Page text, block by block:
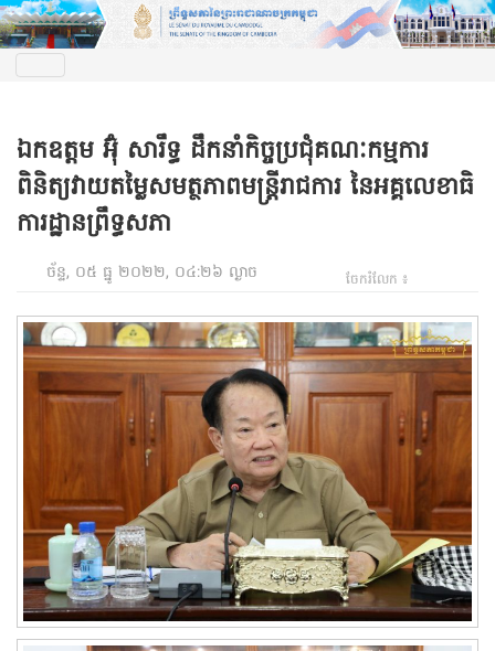
ឯកឧត្តម អ៊ុំ សារឹទ្ធ ដឹកនាំកិច្ចប្រជុំគណៈកម្មការ
ពិនិត្យវាយតម្លៃសមត្ថភាពមន្ត្រីរាជការ នៃអគ្គលេខាធិ
ការដ្ឋានព្រឹទ្ធសភា
ច័ន្ទ, ០៥ ធ្នូ ២០២២, ០៤:២៦ ល្ងាច ចែករំលែក ៖